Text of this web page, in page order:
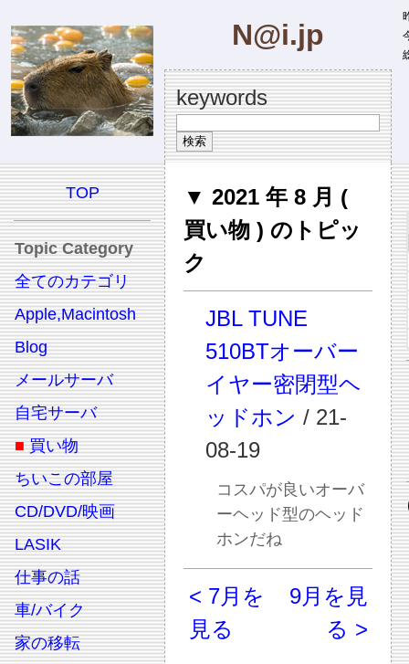
N@i.jp
keywords
TOP
Topic Category
全てのカテゴリ
Apple,Macintosh
Blog
メールサーバ
自宅サーバ
■ 買い物
ちいこの部屋
CD/DVD/映画
LASIK
仕事の話
車/バイク
家の移転
▼ 2021 年 8 月 (
買い物 ) のトピッ
ク
JBL TUNE
510BTオーバー
イヤー密閉型ヘ
ッドホン / 21-
08-19
コスパが良いオーバ
ーヘッド型のヘッド
ホンだね
< 7月を
見る
9月を見
る >